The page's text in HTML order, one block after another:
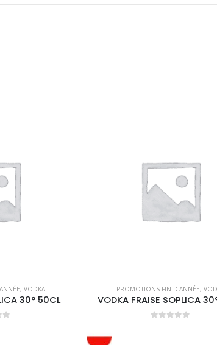
, VODKA
30° 50CL
PROMOTIONS FIN D'ANNÉE,
VODKA FRAISE SOPLICA